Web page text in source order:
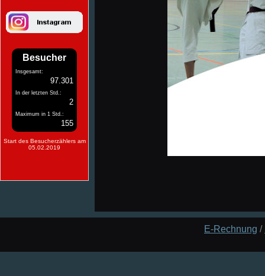
Besucher
Insgesamt:
97.301
In der letzten Std.:
2
Maximum in 1 Std.:
155
Start des Besucherzählers am
05.02.2019
E-Rechnung /